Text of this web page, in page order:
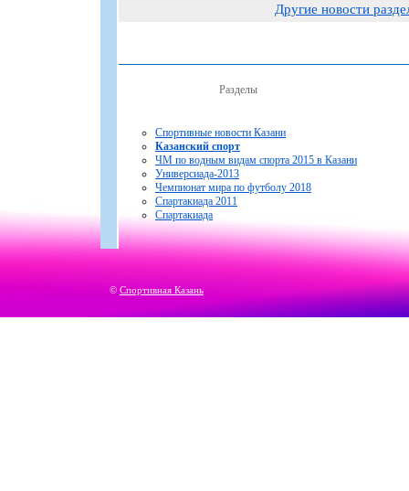
Другие новости
Разделы
Спортивные новости Казани
Казанский спорт
ЧМ по водным видам спорта 2015 в Казани
Универсиада-2013
Чемпионат мира по футболу 2018
Спартакиада 2011
Спартакиада
© Спортивная Казань